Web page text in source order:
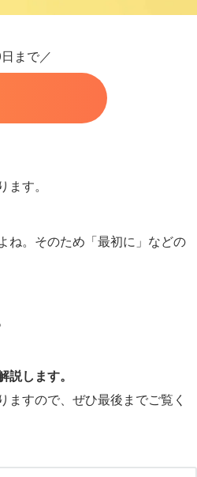
まで／
す。
ね。そのため「最初に」などの
します。
ますので、ぜひ最後までご覧く